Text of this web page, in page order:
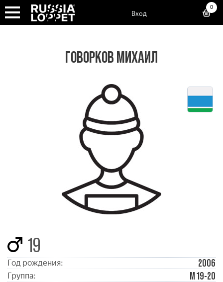
Вход
0
ГОВОРКОВ МИХАИЛ
19
Год рождения: 2006
Группа: М 19-20